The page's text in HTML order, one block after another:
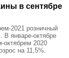
в сентябре
2021 розничный
В январе-октябре
октябрем 2020
на 11,5%.